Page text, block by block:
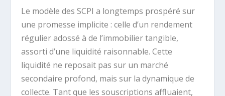
Le modèle des SCPI a longtemps prospéré sur
une promesse implicite : celle d’un rendement
régulier adossé à de l’immobilier tangible,
assorti d’une liquidité raisonnable. Cette
liquidité ne reposait pas sur un marché
secondaire profond, mais sur la dynamique de
collecte. Tant que les souscriptions affluaient,